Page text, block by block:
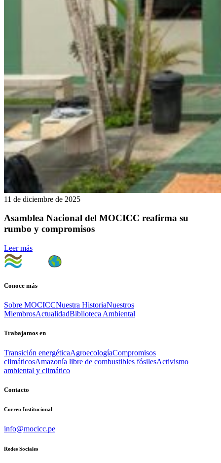
11 de diciembre de 2025
Asamblea Nacional del MOCICC reafirma su
rumbo y compromisos
Leer más
Conoce más
Sobre MOCICCNuestra HistoriaNuestros
MiembrosActualidadBiblioteca Ambiental
Trabajamos en
Transición energéticaAgroecologíaCompromisos
climáticosAmazonía libre de combustibles fósilesActivismo
ambiental y climático
Contacto
Correo Institucional
info@mocicc.pe
Redes Sociales